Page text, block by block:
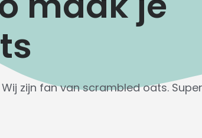
zijn fan van scrambled oats.